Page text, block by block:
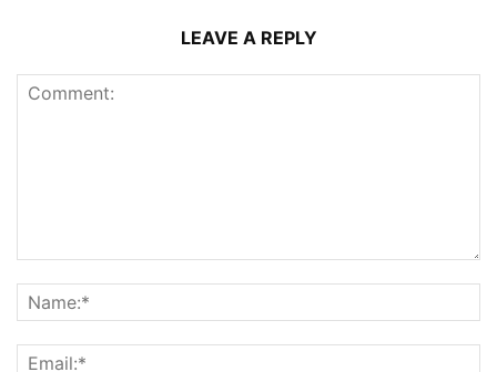
LEAVE A REPLY